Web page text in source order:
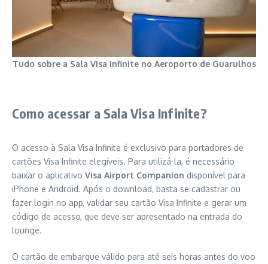
Tudo sobre a Sala Visa Infinite no Aeroporto de Guarulhos
Como acessar a Sala Visa Infinite?
O acesso à Sala Visa Infinite é exclusivo para portadores de
cartões Visa Infinite elegíveis. Para utilizá-la, é necessário
baixar o aplicativo Visa Airport Companion disponível para
iPhone e Android. Após o download, basta se cadastrar ou
fazer login no app, validar seu cartão Visa Infinite e gerar um
código de acesso, que deve ser apresentado na entrada do
lounge.
O cartão de embarque válido para até seis horas antes do voo